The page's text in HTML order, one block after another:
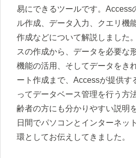
易にできるツールです。Access
ル作成、データ入力、クエリ機
作成などについて解説しました
スの作成から、データを必要な
機能の活用、そしてデータをき
ート作成まで、Accessが提供す
ってデータベース管理を行う方
齢者の方にも分かりやすい説明
日間でパソコンとインターネッ
環としてお伝えしてきました。